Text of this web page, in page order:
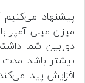
پیشنهاد می‌کنیم
میزان میلی آمپر
دوربین شما
بیشتر باشد مدت
افزایش پیدا